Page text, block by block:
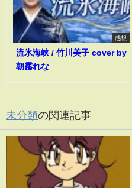
感想
流氷海峡 / 竹川美子 cover by
朝霧れな
未分類の関連記事